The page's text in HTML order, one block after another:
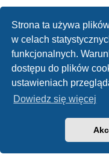
Strona ta używa
w celach
funkcjonalnych.
dostępu do plików
ustawieniach
Dowiedz się więcej